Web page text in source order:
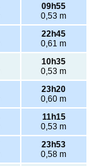
09h55
0,53 m
22h45
0,61 m
10h35
0,53 m
23h20
0,60 m
11h15
0,53 m
23h53
0,58 m